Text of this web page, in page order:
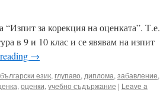
за корекция на оценката”. Т.е.
в 9 и 10 клас и се явявам на изпит
→
български език, глупаво, диплома, забавление,
, оценки, учебно съдържание | Leave a